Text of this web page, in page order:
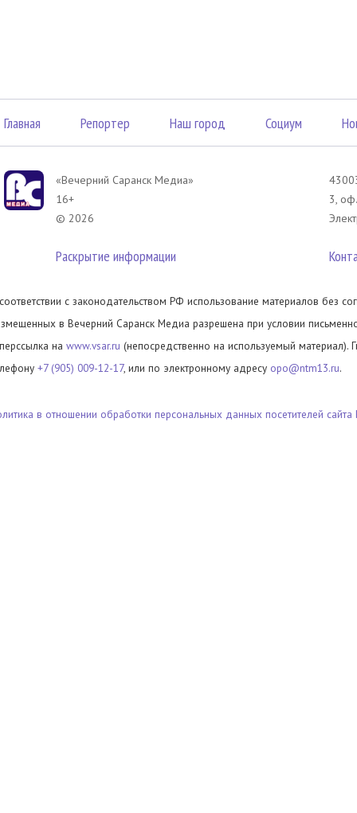
Главная Репортер Наш город Социум
«Вечерний Саранск Mедиа»
16+
© 2026
Раскрытие информации
3,
с законодательством РФ использование материалов без
в Вечерний Саранск Медиа разрешена при условии
на www.vsar.ru (непосредственно на используемый материал).
+7 (905) 009-12-17, или по электронному адресу opo@ntm13.ru.
в отношении обработки персональных данных посетителей